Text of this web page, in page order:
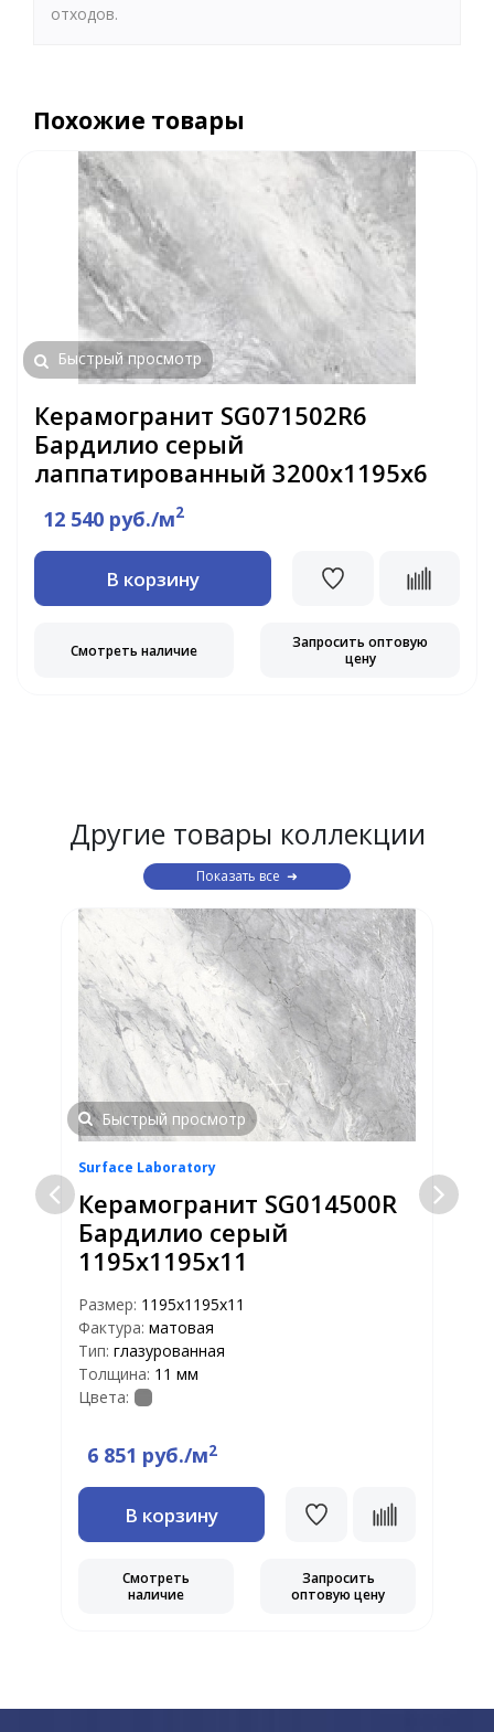
отходов.
Похожие товары
Быстрый просмотр
Керамогранит SG071502R6
Бардилио серый
лаппатированный 3200х1195х6
12 540 руб./м2
В корзину
Смотреть наличие
Запросить оптовую
цену
Другие товары коллекции
Показать все
Быстрый просмотр
Surface Laboratory
Керамогранит SG014500R
Бардилио серый
1195х1195х11
Размер: 1195х1195х11
Фактура: матовая
Тип: глазурованная
Толщина: 11 мм
Цвета:
6 851 руб./м2
В корзину
Смотреть
наличие
Запросить
оптовую цену